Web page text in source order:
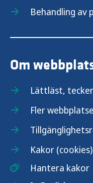
Behandling av
Om
Lättläst,
Fler
Kakor (cookies)
Hantera kakor